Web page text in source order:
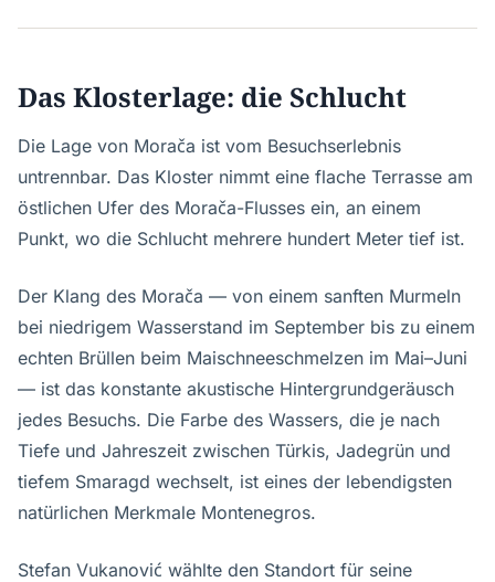
Das Klosterlage: die Schlucht
Die Lage von Morača ist vom Besuchserlebnis
untrennbar. Das Kloster nimmt eine flache Terrasse am
östlichen Ufer des Morača-Flusses ein, an einem
Punkt, wo die Schlucht mehrere hundert Meter tief ist.
Der Klang des Morača — von einem sanften Murmeln
bei niedrigem Wasserstand im September bis zu einem
echten Brüllen beim Maischneeschmelzen im Mai–Juni
— ist das konstante akustische Hintergrundgeräusch
jedes Besuchs. Die Farbe des Wassers, die je nach
Tiefe und Jahreszeit zwischen Türkis, Jadegrün und
tiefem Smaragd wechselt, ist eines der lebendigsten
natürlichen Merkmale Montenegros.
Stefan Vukanović wählte den Standort für seine